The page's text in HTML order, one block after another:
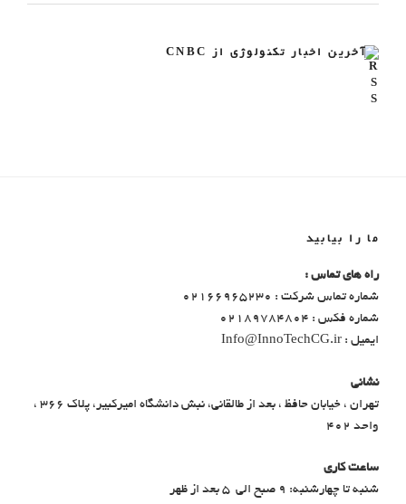
آخرین اخبار تکنولوژی از CNBC
ما را بیابید
راه های تماس :
شماره تماس شرکت : 02166965230
شماره فکس : 02189784804
ایمیل : Info@InnoTechCG.ir
نشانی
تهران ، خیابان حافظ ، بعد از طالقانی، نبش دانشگاه امیرکبیر، پلاک 366 ،
واحد 402
ساعت کاری
شنبه تا چهارشنبه: ۹ صبح الی ۵ بعد از ظهر